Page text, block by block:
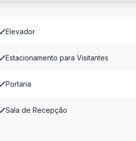
Elevador
Estacionamento para Visitantes
Portaria
Sala de Recepção